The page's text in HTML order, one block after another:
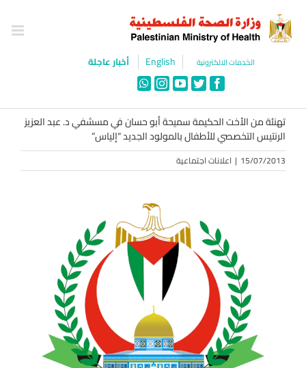
content
الخدمات الالكترونية English أخبار عاجلة
Facebook
Twitter
YouTube
Instagram
WhatsApp
تهنئة من الأخت الحكيمة سميحة أبو حسان في مسشفي د. عبد العزيز
الرنتيس التخصصي للأطفال بالمولود الجديد “إلياس”
15/07/2013
| اعلانات اجتماعية